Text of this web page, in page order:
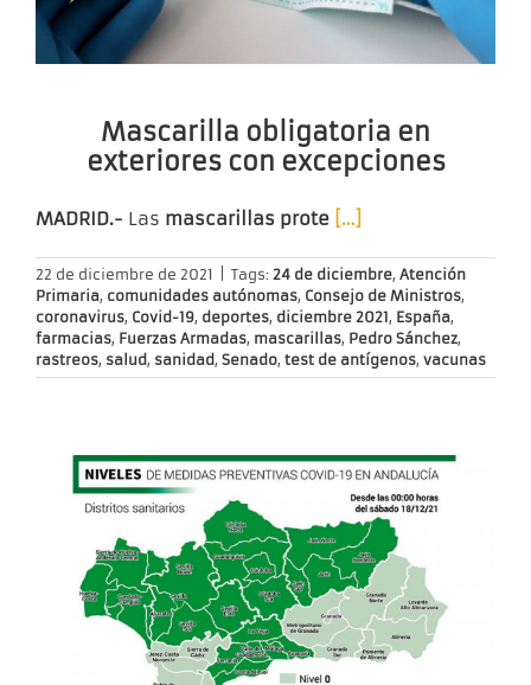
Mascarilla obligatoria en
exteriores con excepciones
MADRID.- Las mascarillas prote […]
22 de diciembre de 2021 Tags: 24 de diciembre, Atención
Primaria, comunidades autónomas, Consejo de Ministros,
coronavirus, Covid-19, deportes, diciembre 2021, España,
farmacias, Fuerzas Armadas, mascarillas, Pedro Sánchez,
rastreos, salud, sanidad, Senado, test de antígenos, vacunas